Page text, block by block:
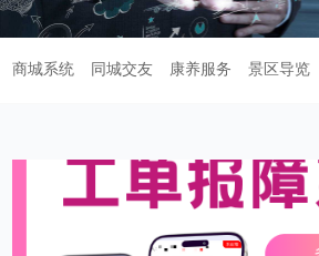
商城系统 同城交友 康养服务 景区导览